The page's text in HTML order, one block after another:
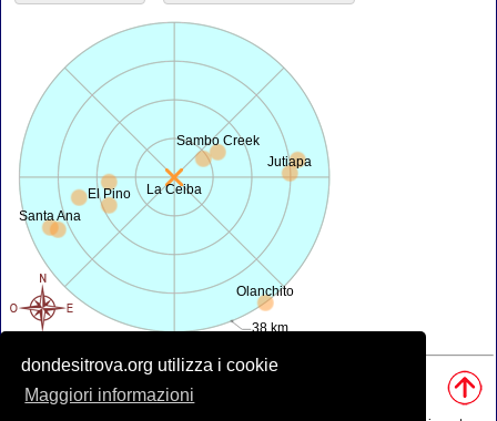
dondesitrova.org utilizza i cookie
Maggiori informazioni
La Ceiba
38 km
Olanchito
Santa Ana
El Pino
Jutiapa
Sambo Creek
• Mappa è offerta daopenstreetmap.org
• Posizione geografica dawww.geonames.org